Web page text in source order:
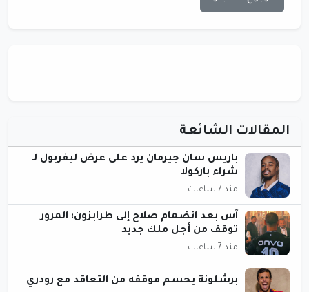
المقالات الشائعة
باريس سان جيرمان يرد على عرض ليفربول لـ
شراء باركولا
منذ 7 ساعات
آس بعد انضمام صلاح إلى طرابزون: المرور
توقف من أجل ملك جديد
منذ 7 ساعات
برشلونة يحسم موقفه من التعاقد مع رودري